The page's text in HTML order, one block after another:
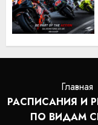
Главная
РАСПИСАНИЯ И
ПО ВИДАМ